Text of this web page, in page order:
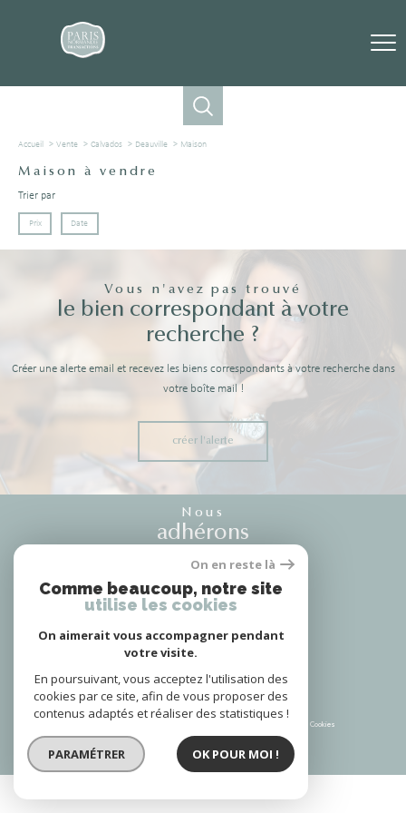
Accueil Vente Calvados Deauville Maison
Maison à vendre
Trier par
Prix Date
Vous n'avez pas trouvé
le bien correspondant à votre
recherche ?
Créer une alerte email et recevez les biens correspondants à votre recherche dans
votre boîte mail !
créer l'alerte
Nous
adhérons
Nous
suivre
© 2026 | Tous droits réservés | Traduction powered by Google |
Politique RGPD Cookies
On en reste là
Comme beaucoup, notre site
utilise les cookies
On aimerait vous accompagner pendant
votre visite.
En poursuivant, vous acceptez l'utilisation des
cookies par ce site, afin de vous proposer des
contenus adaptés et réaliser des statistiques !
PARAMÉTRER OK POUR MOI !